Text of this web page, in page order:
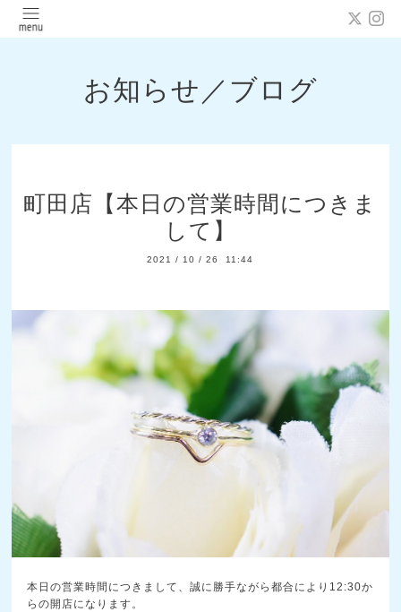
お知らせ／ブログ
町田店【本日の営業時間につきま
して】
2021 / 10 /26 11:44
本日の営業時間につきまして、誠に勝手ながら都合により12:30か
らの開店になります。